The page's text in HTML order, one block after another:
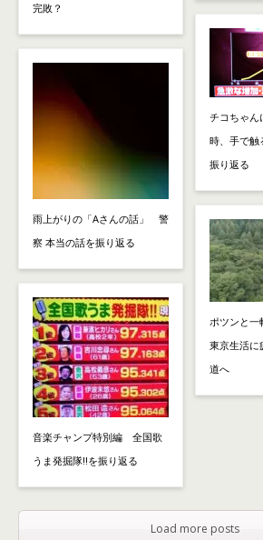
完敗？
雨上がりの「Aさんの話」 警
察 本当の話を振り返る
音楽チャンプ特別編 全国歌
うま発掘隊!!を振り返る
チコちゃ
時、手で触
振り返る
ポツンと
東京生活に
道へ
Load more posts